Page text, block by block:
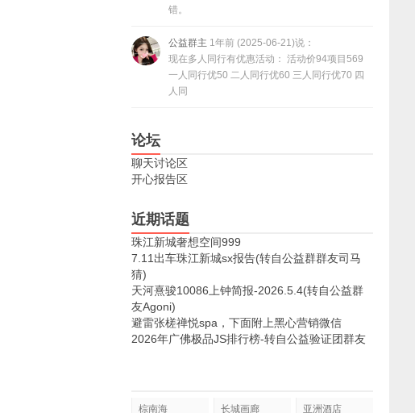
错。
公益群主 1年前 (2025-06-21)说：
现在多人同行有优惠活动： 活动价94项目569
一人同行优50 二人同行优60 三人同行优70 四
人同
论坛
聊天讨论区
开心报告区
近期话题
珠江新城奢想空间999
7.11出车珠江新城sx报告(转自公益群群友司马
猜)
天河熹骏10086上钟简报-2026.5.4(转自公益群
友Agoni)
避雷张槎禅悦spa，下面附上黑心营销微信
2026年广佛极品JS排行榜-转自公益验证团群友
棕南海 长城画廊 亚洲酒店